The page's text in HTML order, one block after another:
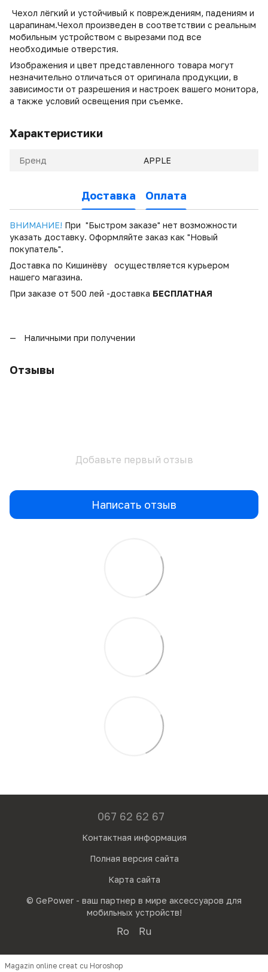
Чехол лёгкий и устойчивый к повреждениям, падениям и
царапинам.Чехол произведен в соответствии с реальным
мобильным устройством с вырезами под все
необходимые отверстия.
Изображения и цвет представленного товара могут
незначительно отличаться от оригинала продукции, в
зависимости от разрешения и настроек вашего монитора,
а также условий освещения при съемке.
Характеристики
Бренд APPLE
Доставка Оплата
ВНИМАНИЕ! При "Быстром заказе" нет возможности
указать доставку. Оформляйте заказ как "Новый
покупатель".
Доставка по Кишинёву осуществляется курьером
нашего магазина.
При заказе от 500 лей -доставка БЕСПЛАТНАЯ
Наличными при получении
Отзывы
Добавьте первый отзыв
Написать отзыв
067 62 62 67
Контактная информация
Полная версия сайта
Карта сайта
© GePower - ваш партнер в мире аксессуаров для
мобильных устройств!
Ro Ru
Magazin online creat cu Horoshop